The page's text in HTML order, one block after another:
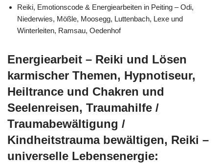
Reiki, Emotionscode & Energiearbeiten in Peiting – Odi,
Niederwies, Mößle, Moosegg, Luttenbach, Lexe und
Winterleiten, Ramsau, Oedenhof
Energiearbeit – Reiki und Lösen
karmischer Themen, Hypnotiseur,
Heiltrance und Chakren und
Seelenreisen, Traumahilfe /
Traumabewältigung /
Kindheitstrauma bewältigen, Reiki –
universelle Lebensenergie: